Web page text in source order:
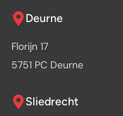
Deurne
Florijn 17
5751 PC Deurne
Sliedrecht